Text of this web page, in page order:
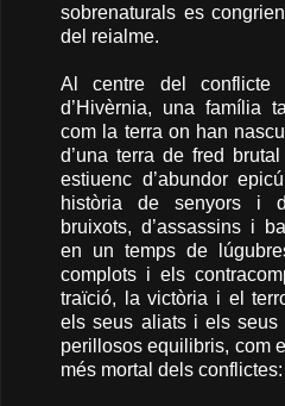
sobrenaturals es
del reialme.
Al centre del conflicte
d’Hivèrnia, una família
com la terra on han
d’una terra de fred
estiuenc d’abundor
història de senyors i
bruixots, d’assassins i
en un temps de
complots i els
traïció, la victòria i el
els seus aliats i els seus
perillosos equilibris, com
més mortal dels